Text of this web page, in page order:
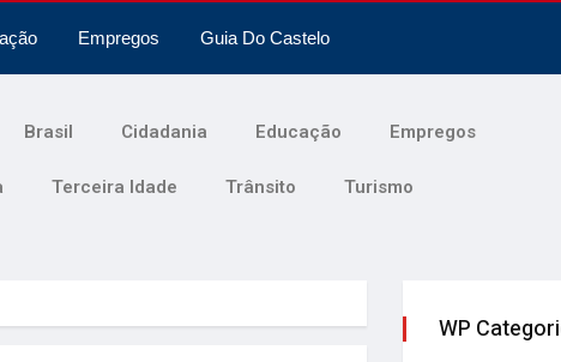
Empregos Guia Do Castelo
Brasil Cidadania Educação Empregos
Terceira Idade Trânsito Turismo
WP